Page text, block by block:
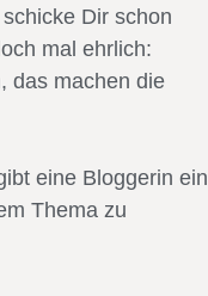
Dir schon
mal ehrlich:
das machen die
eine Bloggerin ein
Thema zu